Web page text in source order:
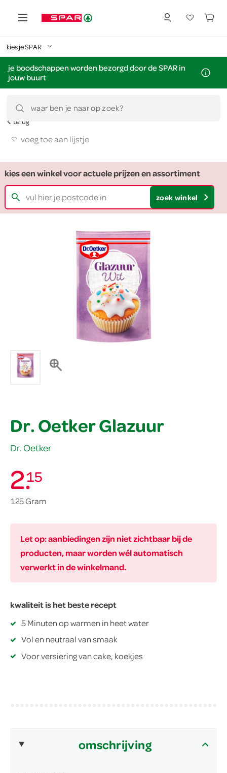
kies je SPAR
je boodschappen worden bezorgd door de SPAR in
jouw buurt
waar ben je naar op zoek?
terug
voeg toe aan lijstje
kies een winkel voor actuele prijzen en assortiment
zoek winkel
Dr. Oetker Glazuur
Dr. Oetker
2.
15
125 Gram
Let op: aanbiedingen zijn niet zichtbaar bij de
producten, maar worden wél automatisch
verwerkt in de winkelmand.
kwaliteit is het beste recept
5 Minuten op warmen in heet water
Vol en neutraal van smaak
Voor versiering van cake, koekjes
omschrijving